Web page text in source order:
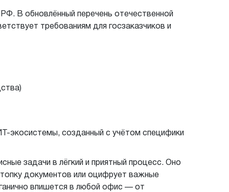
В обновлённый перечень отечественной
требованиям для госзаказчиков и
экосистемы, созданный с учётом специфики
задачи в лёгкий и приятный процесс. Оно
документов или оцифрует важные
впишется в любой офис — от